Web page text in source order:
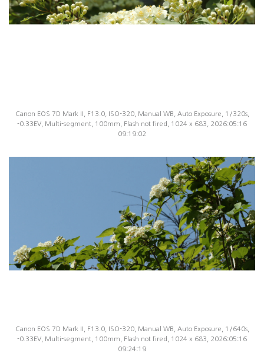
Canon EOS 7D Mark II, F13.0, ISO-320, Manual WB, Auto Exposure, 1/320s,
-0.33EV, Multi-segment, 100mm, Flash not fired, 1024 x 683, 2026:05:16
09:19:02
Canon EOS 7D Mark II, F13.0, ISO-320, Manual WB, Auto Exposure, 1/640s,
-0.33EV, Multi-segment, 100mm, Flash not fired, 1024 x 683, 2026:05:16
09:24:19